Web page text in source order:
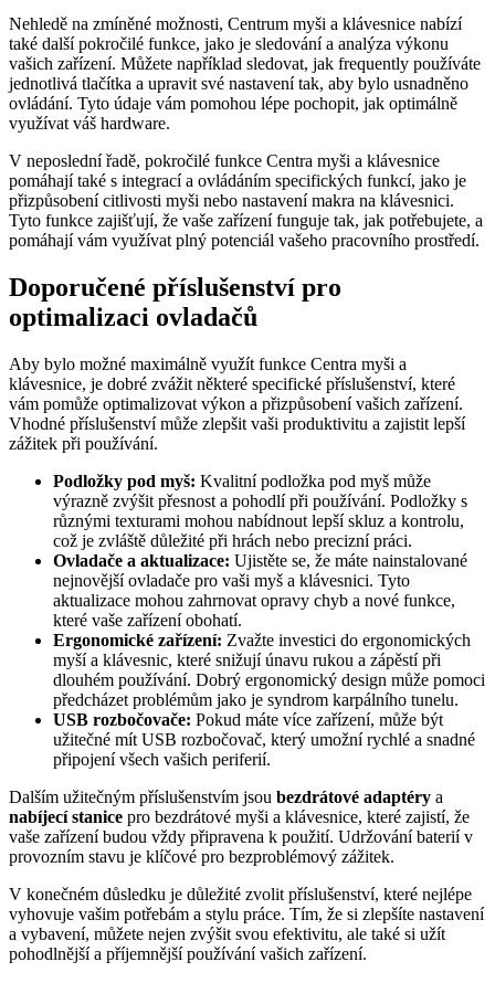
Nehledě na zmíněné možnosti, Centrum myši a klávesnice nabízí
také další pokročilé funkce, jako je sledování a analýza výkonu
vašich zařízení. Můžete například sledovat, jak frequently používáte
jednotlivá tlačítka a upravit své nastavení tak, aby bylo usnadněno
ovládání. Tyto údaje vám pomohou lépe pochopit, jak optimálně
využívat váš hardware.
V neposlední řadě, pokročilé funkce Centra myši a klávesnice
pomáhají také s integrací a ovládáním specifických funkcí, jako je
přizpůsobení citlivosti myši nebo nastavení makra na klávesnici.
Tyto funkce zajišťují, že vaše zařízení funguje tak, jak potřebujete, a
pomáhají vám využívat plný potenciál vašeho pracovního prostředí.
Doporučené příslušenství pro
optimalizaci ovladačů
Aby bylo možné maximálně využít funkce Centra myši a
klávesnice, je dobré zvážit některé specifické příslušenství, které
vám pomůže optimalizovat výkon a přizpůsobení vašich zařízení.
Vhodné příslušenství může zlepšit vaši produktivitu a zajistit lepší
zážitek při používání.
Podložky pod myš: Kvalitní podložka pod myš může
výrazně zvýšit přesnost a pohodlí při používání. Podložky s
různými texturami mohou nabídnout lepší skluz a kontrolu,
což je zvláště důležité při hrách nebo precizní práci.
Ovladače a aktualizace: Ujistěte se, že máte nainstalované
nejnovější ovladače pro vaši myš a klávesnici. Tyto
aktualizace mohou zahrnovat opravy chyb a nové funkce,
které vaše zařízení obohatí.
Ergonomické zařízení: Zvažte investici do ergonomických
myší a klávesnic, které snižují únavu rukou a zápěstí při
dlouhém používání. Dobrý ergonomický design může pomoci
předcházet problémům jako je syndrom karpálního tunelu.
USB rozbočovače: Pokud máte více zařízení, může být
užitečné mít USB rozbočovač, který umožní rychlé a snadné
připojení všech vašich periferií.
Dalším užitečným příslušenstvím jsou bezdrátové adaptéry a
nabíjecí stanice pro bezdrátové myši a klávesnice, které zajistí, že
vaše zařízení budou vždy připravena k použití. Udržování baterií v
provozním stavu je klíčové pro bezproblémový zážitek.
V konečném důsledku je důležité zvolit příslušenství, které nejlépe
vyhovuje vašim potřebám a stylu práce. Tím, že si zlepšíte nastavení
a vybavení, můžete nejen zvýšit svou efektivitu, ale také si užít
pohodlnější a příjemnější používání vašich zařízení.